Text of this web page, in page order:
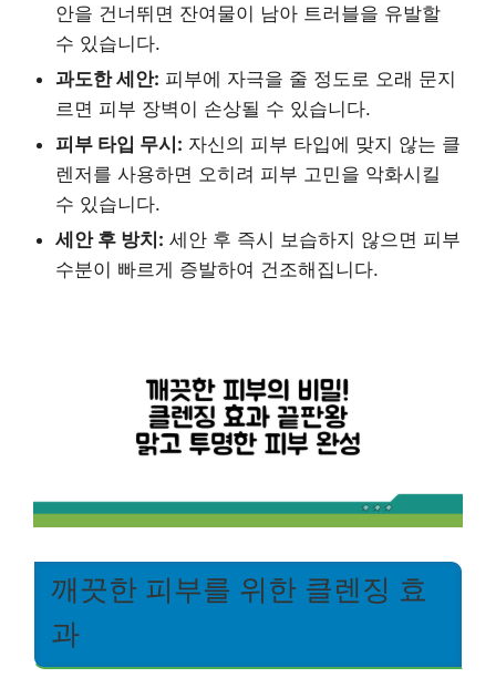
안을 건너뛰면 잔여물이 남아 트러블을 유발할
수 있습니다.
과도한 세안: 피부에 자극을 줄 정도로 오래 문지
르면 피부 장벽이 손상될 수 있습니다.
피부 타입 무시: 자신의 피부 타입에 맞지 않는 클
렌저를 사용하면 오히려 피부 고민을 악화시킬
수 있습니다.
세안 후 방치: 세안 후 즉시 보습하지 않으면 피부
수분이 빠르게 증발하여 건조해집니다.
깨끗한 피부를 위한 클렌징 효
과